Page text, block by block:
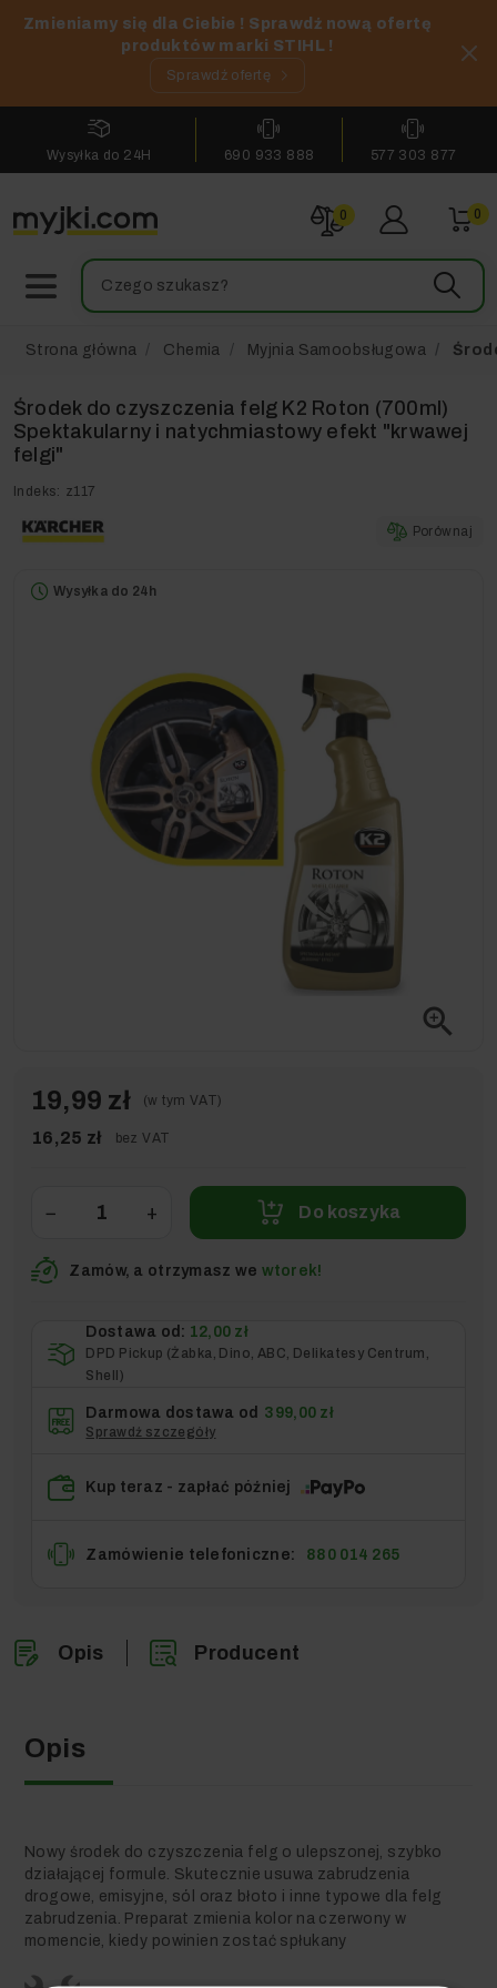
Zmieniamy się dla Ciebie ! Sprawdź nową ofertę
produktów marki STIHL !
Sprawdź ofertę
Wysyłka do 24H 690 933 888 577 303 877
0 0
Strona główna Chemia Myjnia Samoobsługowa
Środek do czyszczenia felg K2 Roton (700ml)
Spektakularny i natychmiastowy efekt "krwawej
felgi"
Indeks: z117
Porównaj
Wysyłka do 24h
zoom_in
19,99 zł (w tym VAT)
16,25 zł bez VAT
− + Do koszyka
Zamów, a otrzymasz we wtorek!
Dostawa od: 12,00 zł
DPD Pickup (Żabka, Dino, ABC, Delikatesy Centrum,
Shell)
Darmowa dostawa od 399,00 zł
Sprawdź szczegóły
Kup teraz - zapłać później
Zamówienie telefoniczne: 880 014 265
Opis Producent
Opis
Nowy środek do czyszczenia felg o ulepszonej, szybko
działającej formule. Skutecznie usuwa zabrudzenia
drogowe, emisyjne, sól oraz błoto i inne typowe dla felg
zabrudzenia. Preparat zmienia kolor na czerwony w
momencie, kiedy powinien zostać spłukany